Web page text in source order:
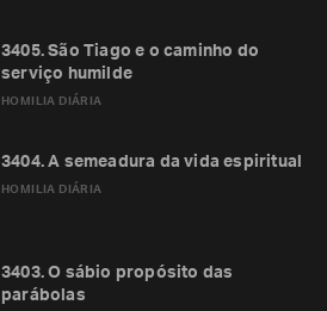
HOMILIA DIÁRIA
3405. São Tiago e o caminho do
serviço humilde
HOMILIA DIÁRIA
3404. A semeadura da vida espiritual
3403. O sábio propósito das
parábolas